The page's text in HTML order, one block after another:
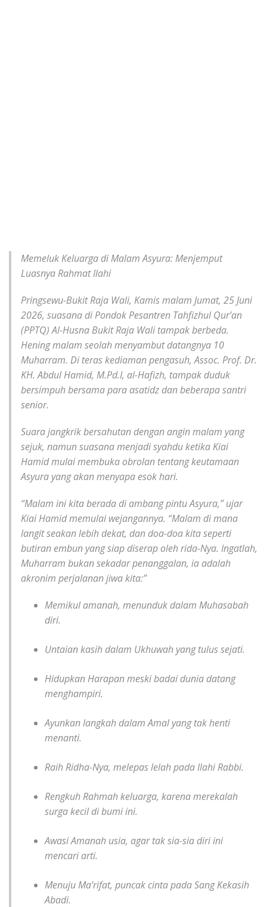
Memeluk Keluarga di Malam Asyura: Menjemput
Luasnya Rahmat Ilahi
Pringsewu-Bukit Raja Wali, Kamis malam Jumat, 25 Juni
2026, suasana di Pondok Pesantren Tahfizhul Qur’an
(PPTQ) Al-Husna Bukit Raja Wali tampak berbeda.
Hening malam seolah menyambut datangnya 10
Muharram. Di teras kediaman pengasuh, Assoc. Prof. Dr.
KH. Abdul Hamid, M.Pd.I, al-Hafizh, tampak duduk
bersimpuh bersama para asatidz dan beberapa santri
senior.
Suara jangkrik bersahutan dengan angin malam yang
sejuk, namun suasana menjadi syahdu ketika Kiai
Hamid mulai membuka obrolan tentang keutamaan
Asyura yang akan menyapa esok hari.
“Malam ini kita berada di ambang pintu Asyura,” ujar
Kiai Hamid memulai wejangannya. “Malam di mana
langit seakan lebih dekat, dan doa-doa kita seperti
butiran embun yang siap diserap oleh rida-Nya. Ingatlah,
Muharram bukan sekadar penanggalan, ia adalah
akronim perjalanan jiwa kita:”
Memikul amanah, menunduk dalam Muhasabah
diri.
Untaian kasih dalam Ukhuwah yang tulus sejati.
Hidupkan Harapan meski badai dunia datang
menghampiri.
Ayunkan langkah dalam Amal yang tak henti
menanti.
Raih Ridha-Nya, melepas lelah pada Ilahi Rabbi.
Rengkuh Rahmah keluarga, karena merekalah
surga kecil di bumi ini.
Awasi Amanah usia, agar tak sia-sia diri ini
mencari arti.
Menuju Ma’rifat, puncak cinta pada Sang Kekasih
Abadi.